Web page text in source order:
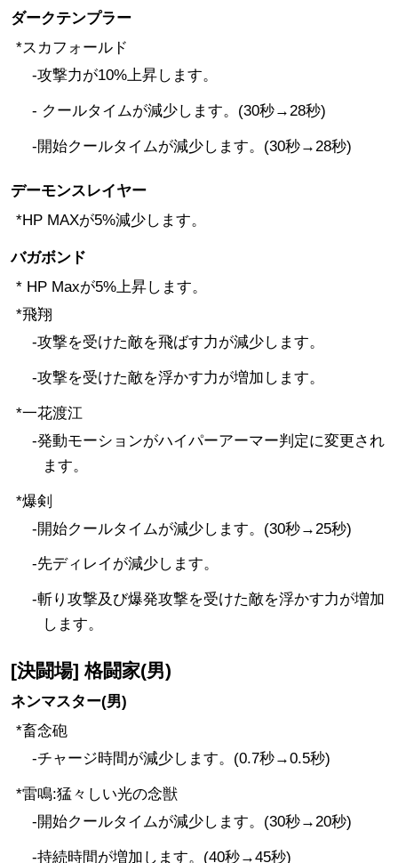
ダークテンプラー
*スカフォールド
-攻撃力が10%上昇します。
- クールタイムが減少します。(30秒→28秒)
-開始クールタイムが減少します。(30秒→28秒)
デーモンスレイヤー
*HP MAXが5%減少します。
バガボンド
* HP Maxが5%上昇します。
*飛翔
-攻撃を受けた敵を飛ばす力が減少します。
-攻撃を受けた敵を浮かす力が増加します。
*一花渡江
-発動モーションがハイパーアーマー判定に変更され
ます。
*爆剣
-開始クールタイムが減少します。(30秒→25秒)
-先ディレイが減少します。
-斬り攻撃及び爆発攻撃を受けた敵を浮かす力が増加
します。
[決闘場] 格闘家(男)
ネンマスター(男)
*畜念砲
-チャージ時間が減少します。(0.7秒→0.5秒)
*雷鳴:猛々しい光の念獣
-開始クールタイムが減少します。(30秒→20秒)
-持続時間が増加します。(40秒→45秒)